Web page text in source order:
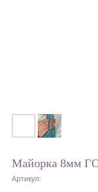
Майорка 8мм
Артикул: